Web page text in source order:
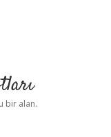
bir alan.